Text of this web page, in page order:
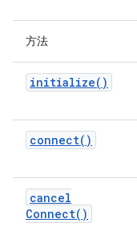
方法
initialize( )
connect( )
cancel
Connect( )